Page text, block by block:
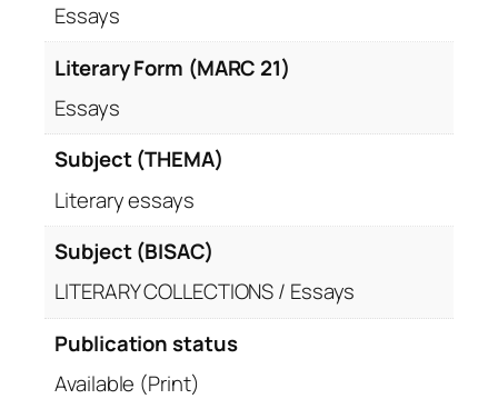
Essays
Literary Form (MARC 21)
Essays
Subject (THEMA)
Literary essays
Subject (BISAC)
LITERARY COLLECTIONS / Essays
Publication status
Available (Print)